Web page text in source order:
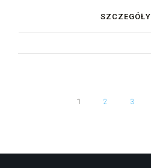
SZCZEGÓŁY
1 2 3